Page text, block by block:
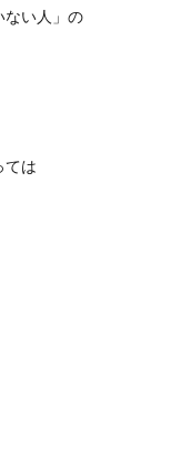
ない人」の
ては